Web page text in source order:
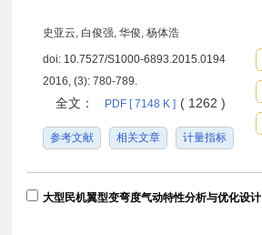
史亚云, 白俊强, 华俊, 杨体浩
doi: 10.7527/S1000-6893.2015.0194
2016, (3): 780-789.
全文： PDF [ 7148 K ] ( 1262 )
参考文献 相关文章 计量指标
大型民机翼型变弯度气动特性分析与优化设计